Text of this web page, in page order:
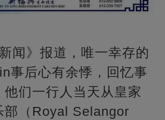
闻》报道，唯一幸存的
事后心有余悸，回忆事
们一行人当天从皇家
部（Royal Selangor